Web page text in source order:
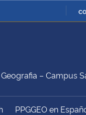
Ministério da Defesa
– Campus
PPGGEO en